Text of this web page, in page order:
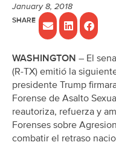
January 8, 2018
WASHINGTON – El
(R-TX) emitió la
presidente Trump
Forense de Asalto
reautoriza, refuerza y
Forenses sobre
combatir el retraso